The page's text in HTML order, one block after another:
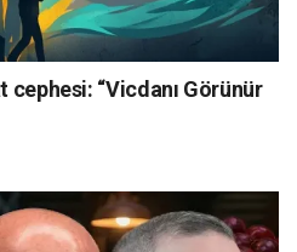
“Vicdanı Görünür